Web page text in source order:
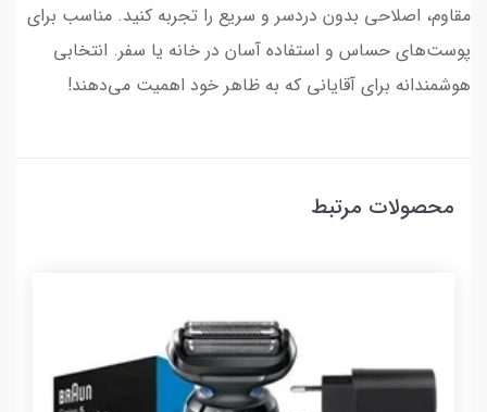
مقاوم، اصلاحی بدون دردسر و سریع را تجربه کنید. مناسب برای
پوست‌های حساس و استفاده آسان در خانه یا سفر. انتخابی
هوشمندانه برای آقایانی که به ظاهر خود اهمیت می‌دهند!
محصولات مرتبط